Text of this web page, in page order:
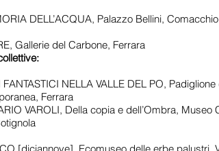
DELL’ACQUA, Palazzo Bellini,
Gallerie del Carbone, Ferrara
FANTASTICI NELLA VALLE DEL PO,
Ferrara
VAROLI, Della copia e dell’Ombra, Museo